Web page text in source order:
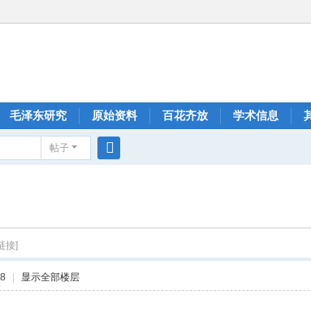
毛泽东研究 原始资料 百花齐放 学术信息
帖子
接]
| 显示全部楼层